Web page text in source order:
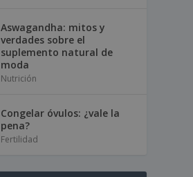
Aswagandha: mitos y
verdades sobre el
suplemento natural de
moda
Nutrición
Congelar óvulos: ¿vale la
pena?
Fertilidad